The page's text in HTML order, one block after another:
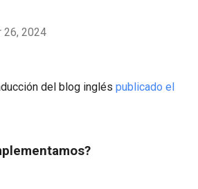
26, 2024
del blog inglés publicado el